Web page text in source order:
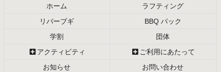
ホーム
ラフティング
リバーブギ
BBQ パック
学割
団体
アクティビティ
ご利用にあたって
お知らせ
お問い合わせ